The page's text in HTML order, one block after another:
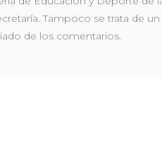
Tampoco se trata de
de los comentarios.